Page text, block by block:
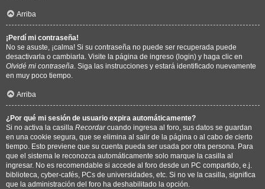
Arriba
¡Perdí mi contraseña!
No se asuste, ¡calma! Si su contraseña no puede ser recuperada puede
desactivarla o cambiarla. Visite la página de ingreso (login) y haga clic en
Olvidé mi contraseña . Siga las instrucciones y estará identificado nuevamente
en muy poco tiempo.
Arriba
¿Por qué mi sesión de usuario expira automáticamente?
Si no activa la casilla Recordarcuando ingresa al foro, sus datos se guardan
en una cookie segura, que se elimina al salir de la página o al cabo de cierto
tiempo. Esto previene que su cuenta pueda ser usada por otra persona. Para
que el sistema le reconozca automáticamente solo marque la casilla al
ingresar. No es recomendable si accede al foro desde un PC compartido, e.j.
biblioteca, cyber-cafés, PCs de universidades, etc. Si no ve la casilla, significa
que la administración del foro ha deshabilitado la opción.